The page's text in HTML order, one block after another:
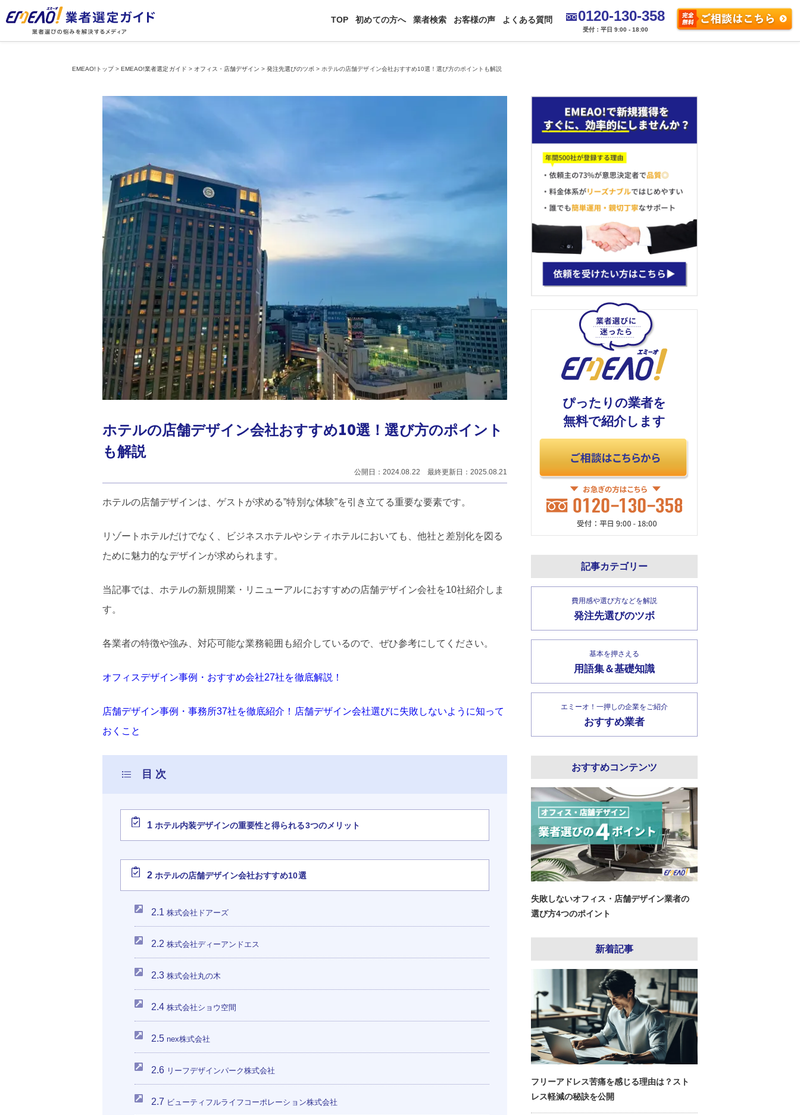
TOP 初めての方へ 業者検索 お客様の声 よくある質問 0120-130-358
受付：平日 9:00 - 18:00
EMEAO!トップ>EMEAO!業者選定ガイド > オフィス・店舗デザイン >発注先選びのツボ > ホテルの店舗デザイン会社おすすめ10選！選び方のポイントも解説
ホテルの店舗デザイン会社おすすめ10選！選び方のポイント
も解説
公開日：2024.08.22 最終更新日：2025.08.21
ホテルの店舗デザインは、ゲストが求める”特別な体験”を引き立てる重要な要素です。
リゾートホテルだけでなく、ビジネスホテルやシティホテルにおいても、他社と差別化を図る
ために魅力的なデザインが求められます。
当記事では、ホテルの新規開業・リニューアルにおすすめの店舗デザイン会社を10社紹介しま
す。
各業者の特徴や強み、対応可能な業務範囲も紹介しているので、ぜひ参考にしてください。
オフィスデザイン事例・おすすめ会社27社を徹底解説！
店舗デザイン事例・事務所37社を徹底紹介！店舗デザイン会社選びに失敗しないように知って
おくこと
1 ホテル内装デザインの重要性と得られる3つのメリット
2 ホテルの店舗デザイン会社おすすめ10選
2.1 株式会社ドアーズ
2.2 株式会社ディーアンドエス
2.3 株式会社丸の木
2.4 株式会社ショウ空間
2.5 nex株式会社
2.6 リーフデザインパーク株式会社
2.7 ビューティフルライフコーポレーション株式会社
ぴったりの業者を
無料で紹介します
記事カテゴリー
費用感や選び方などを解説
発注先選びのツボ
基本を押さえる
用語集＆基礎知識
エミーオ！一押しの企業をご紹介
おすすめ業者
おすすめコンテンツ
失敗しないオフィス・店舗デザイン業者の
選び方4つのポイント
新着記事
フリーアドレス苦痛を感じる理由は？スト
レス軽減の秘訣を公開